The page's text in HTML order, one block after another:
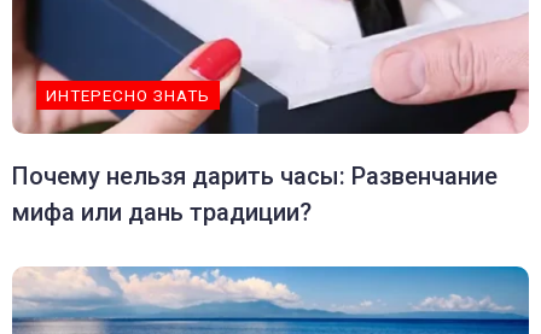
ИНТЕРЕСНО ЗНАТЬ
Почему нельзя дарить часы: Развенчание
мифа или дань традиции?